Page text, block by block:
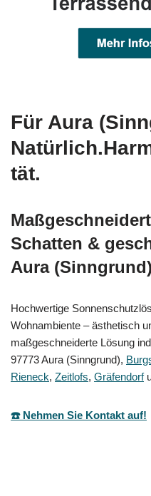
Für Aura
tät.
Schatten &
Aura (Sinngrund)
Hochwertige
Wohnambiente – ästhetisch
maßgeschneiderte Lösung
97773 Aura (Sinngrund),
Rieneck, Zeitlofs, Gräfendorf
☎️ Nehmen Sie Kontakt auf!